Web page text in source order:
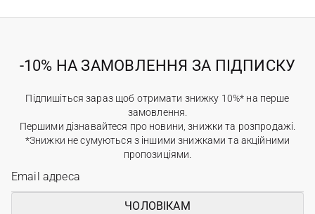
-10% НА ЗАМОВЛЕННЯ ЗА ПІДПИСКУ
Підпишіться зараз щоб отримати знижку 10%* на перше
замовлення.
Першими дізнавайтеся про новини, знижки та розпродажі.
*Знижки не сумуються з іншими знижками та акційними
пропозиціями.
ЧОЛОВІКАМ